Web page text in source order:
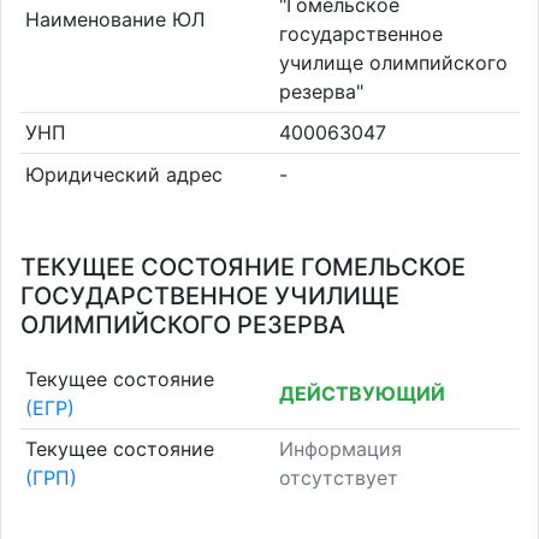
Наименование ЮЛ
государственное
училище олимпийского
резерва"
УНП
400063047
Юридический адрес
-
ТЕКУЩЕЕ СОСТОЯНИЕ ГОМЕЛЬСКОЕ
ГОСУДАРСТВЕННОЕ УЧИЛИЩЕ
ОЛИМПИЙСКОГО РЕЗЕРВА
Текущее состояние
(ЕГР)
ДЕЙСТВУЮЩИЙ
Текущее состояние
(ГРП)
Информация
отсутствует